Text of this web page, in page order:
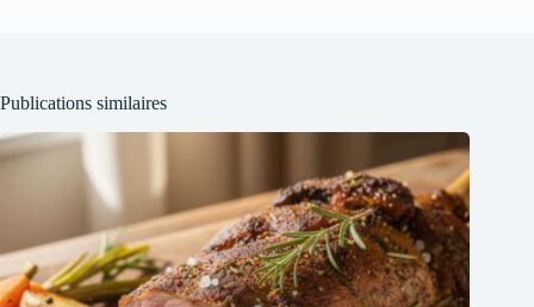
Publications similaires